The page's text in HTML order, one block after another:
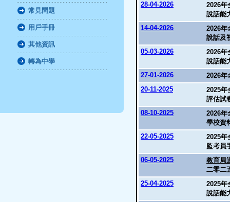
常見問題
用戶手冊
其他資訊
轉為中學
28-04-2026
2026年
說話能
14-04-2026
2026年
說話及
05-03-2026
2026年
說話能
27-01-2026
2026年
20-11-2025
2025年
評估試
08-10-2025
2026年
學校資
22-05-2025
2025年
監考員
06-05-2025
教育局
二零二
25-04-2025
2025年
說話能